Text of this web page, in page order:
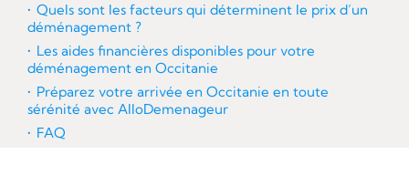
Quels sont les facteurs qui déterminent le prix d’un
déménagement ?
Les aides financières disponibles pour votre
déménagement en Occitanie
Préparez votre arrivée en Occitanie en toute
sérénité avec AlloDemenageur
FAQ